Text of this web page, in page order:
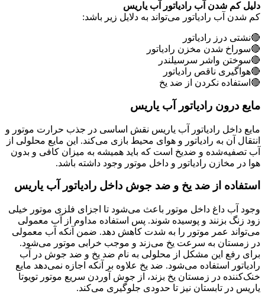
دلیل کم شدن آب رادیاتور آب یاریس
کم شدن آب رادیاتور می‌تواند به دلایل زیر باشد:
🔴نشتی درز رادیاتور
🔴سوراخ شدن مخزن رادیاتور
🔴سوختن واشر سرسیلندر
🔴هواگیری ناقص رادیاتور
🔴استفاده نکردن از ضد یخ
مایع درون رادیاتور آب یاریس
مایع داخل رادیاتور آب یاریس نقش اساسی در جذب حرارت موتور و
انتقال آن به رادیاتور و هوای محیط بازی می‌کند. این مایع محلولی از
آب تصفیه‌شده و ضدیخ است که باید همیشه به میزان کافی و بدون
هوا در مخازن رادیاتور و داخل موتور وجود داشته باشد.
استفاده از ضد یخ و ضد جوش داخل رادیاتور آب یاریس
وجود آب داغ داخل موتور باعث می‌شود تا اجزای فلزی موتور خیلی
زود زنگ بزنند و پوسیده شوند. پس استفاده مداوم از آب معمولی
می‌تواند عمر موتور را به شدت کاهش دهد. ضمن آنکه آب معمولی
در زمستان به سرعت یخ می‌زند و موجب خرابی موتور می‌شود.
برای رفع این مشکل از محلولی به نام ضد یخ و ضد جوش در آب
رادیاتور استفاده می‌شود. ضد یخ علاوه بر آنکه اجازه نمی‌دهد مایع
خنک‌کننده در زمستان یخ بزند، از جوش آوردن سریع موتور تویوتا
یاریس در تابستان نیز تا حدودی جلوگیری می‌کند.